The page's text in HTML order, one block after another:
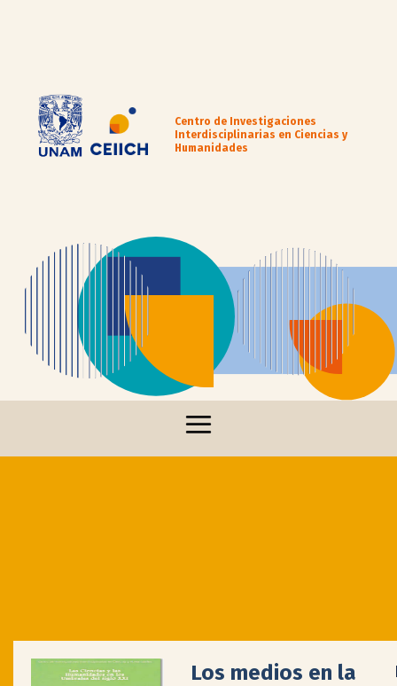
Centro de Investigaciones
Interdisciplinarias en Ciencias y
Humanidades
Los medios en la